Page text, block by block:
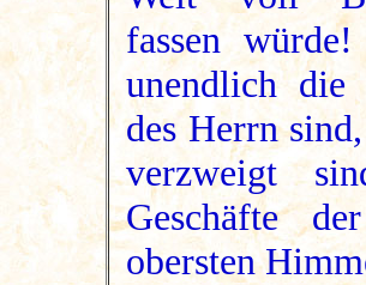
fassen
unendlich die
des Herrn
verzweigt
Geschäfte
obersten